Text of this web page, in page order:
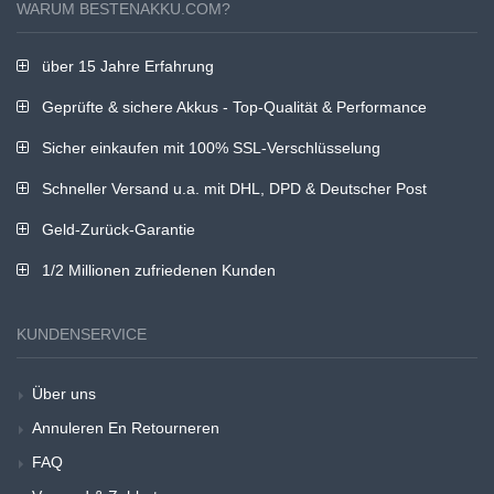
WARUM BESTENAKKU.COM?
über 15 Jahre Erfahrung
Geprüfte & sichere Akkus - Top-Qualität & Performance
Sicher einkaufen mit 100% SSL-Verschlüsselung
Schneller Versand u.a. mit DHL, DPD & Deutscher Post
Geld-Zurück-Garantie
1/2 Millionen zufriedenen Kunden
KUNDENSERVICE
Über uns
Annuleren En Retourneren
FAQ